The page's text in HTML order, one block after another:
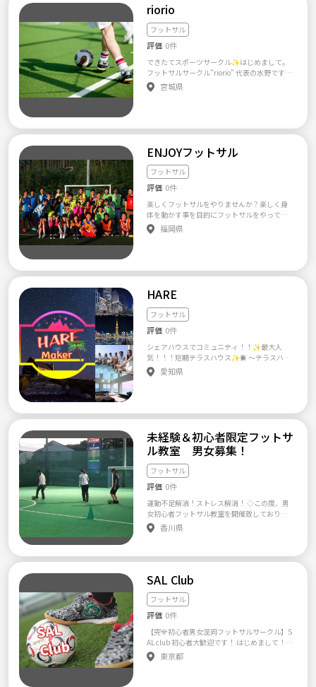
トサルが出来るチームにしたいです。
お待ちしています。 よろしくお願いします！
開催しています。 ちなみに女子は、ほぼ全員0
からのスタートでした（笑） ゲームはクラス
分けをするなど、フットサル・サッカー未経
験者でも楽しんでもらえるように心がけてい
ます。 （初心者・リハビリ・MIXクラス） 初
心者や女子を主体にチーム編成をします。経験
者は周りと合わせたプレーを心掛けて下さ
い。特に初心者や女子がボールを持った際
は、フリーで持たせてあげてください。 なる
たいという方はこちら。ただし怪我をするよ
は周りに合わせてくださいね。 ▽△▽△▽△
▽△▽△▽△▽△▽△▽△▽△▽△ 【活動日
時】 平日の21：00～23：00 【場 所】 竹
田か横大路（フットサルスクエア） 【参加費
折半します） 【参加資格】 社会人 ちゃんと参
加できる人、連絡がつく方 人と仲良くできる
方 mixiできる方（※） まずはお気軽にご参加
係で、Mixiを利用しています。参加者はMixiの
▲▲▲▲▲▲▲▲▲▲ 【サークル設立の想
齢、体力、レベル、雰囲気が気になりますよ
ね。 私自身がそうでした。 色々なチームやサ
ークルに参加させていただきましたが、気軽
に参加できて楽しめるところには、なかなか
巡り合えませんでした。日中は仕事の為、夜
に活動されておられるところばっかりに参加
していたせいかもしれんせんが・・・ 楽しく
ミスしても笑ってチャカして楽しくフットサ
ルで汗を流すために発足したサークルです。
なので、メンバーの年齢もバラバラですし、
参加理由もダイエット、趣味、リハビリetc、
と様々です。 ブランクがあってお悩みの方。
体力に自信のない方。 ドン臭くたって問題な
し(＾＾)ｖ 楽しく汗を流すことが重要なんで
エンジョイフットサルです♪
riorio
フットサル
評価 0件
できたてスポーツサークル✨はじめまして。
フットサルサークル”riorio” 代表の水野です。
今年立ち上げたばかりのフットサルサークル
なので、まだまだメンバーを募集していま
なかんじじゃなく、初心者から経験者まで
皆でわいわい楽んで出来たらと思います。 ス
ポーツ好きの方、サークル未経験の方、趣味
を見つけたい方、ぜひ一緒にやりましょう！ 2
0代〜30代がメインですが、体力ある40代も
歓迎です（＾ν＾） 質問や相談など、気軽にメ
ッセージください。 riorioサークル代表:水野李
音
宮城県
ENJOYフットサル
フットサル
評価 0件
楽しくフットサルをやりませんか？楽しく身
体を動かす事を目的にフットサルをやってい
る社会人のサークルになります⚽️ 現在男女比
は半々で大体30名くらいです❗ 年齢層は20代
るように、特別ルールも作っているので、安
心して参加出来ます(^^) お一人での参加や友
達との参加も大歓迎です🎶 楽しくやりたい方
は、大歓迎です(^^) コメントお待ちしており
ます❗
福岡県
HARE
フットサル
評価 0件
シェアハウスでコミュニティ！！✨最大人
気！！！短期テラスハウス✨☀️ 〜テラスハウ
スに参加したかった方へ〜 ✅テラスハウスに
参加してみたかったなー！と考えたことはあ
もしれません✨ ✅友だちとルームシェア体験
をしたい✨ →とても楽しいものです☺️一緒に
料理などできます！✨ ✅平日も楽しみたいと
切望している人✨ →仕事だけで終わる1日に
何か添えるお手伝いをします😆 ✅みんなでわ
いわいしたいと感じてる人😆 →盛り上がりま
す✨ ✅みんなでお出かけとかイベントしたい
い！何かの縁で出会った方々なので、絶対盛
り上がれるはずです！✨ ✅日常に何か刺激が
欲しい人😆 →一般の方々より刺激がある生活
いい出会いを一緒に作りましょう✨ ✅おもし
している皆様が集まるということですので、
きっと出会えますよ✨ 3日間のテラスハウス
体験をして見ませんか？(●´ω｀●)✨ 様々な
コミュニティを提供し、女性に人気のテラス
ハウス✨☀️ その体験を少しでもしてみたいと
感じた好奇心旺盛な男女👭 この日常から非
日常へ 見ず知らずの６人の日々は…？ 用意
したのは、わくわくの出会い✨ときれいなル
ームシェア空間☀️。 台本のない新しいコミュ
愛知県
未経験＆初心者限定フットサ
ル教室 男女募集！
フットサル
評価 0件
運動不足解消！ストレス解消！ ◇この度、男
女初心者フットサル教室を開催致しておりま
す◇ 休日や仕事帰り等、時間がある時に少し
運動しませんか？ 運動不足解消、ストレス発
のフットサル教室です。知人友人誘っての複数
ものを行いスポーツ経験が一切無い人でも安
心して楽しくご参加頂けます！ 【対象】フッ
トサル未経験者＆初心者限定！ ※サ
ッカー経験者はお断りします。 【場所】東部
運動公園フットサルコート (駐車場
無料) 【参加費】500円のみ
【持参物】怪我防止の為フットサルシューズ
あれば持参、 ご用意できなければ
無ければスポーツシューズ。 服装
香川県
SAL Club
フットサル
評価 0件
【完全初心者男女混同フットサルサークル】S
AL club 初心者大歓迎です！ はじめまして！ご
覧頂きましてありがとうございます！(*^^*) 2
0代30代中心にフットサルを開催してます♪
東京都